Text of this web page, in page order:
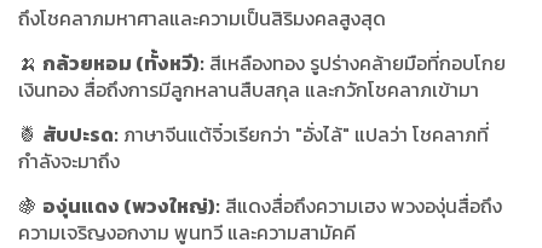
ถึงโชคลาภมหาศาลและความเป็นสิริมงคลสูงสุด
🍌 กล้วยหอม (ทั้งหวี): สีเหลืองทอง รูปร่างคล้ายมือที่กอบโกย
เงินทอง สื่อถึงการมีลูกหลานสืบสกุล และกวักโชคลาภเข้ามา
🍍 สับปะรด: ภาษาจีนแต้จิ๋วเรียกว่า "อั่งไล้" แปลว่า โชคลาภที่
กำลังจะมาถึง
🍇 องุ่นแดง (พวงใหญ่): สีแดงสื่อถึงความเฮง พวงองุ่นสื่อถึง
ความเจริญงอกงาม พูนทวี และความสามัคคี